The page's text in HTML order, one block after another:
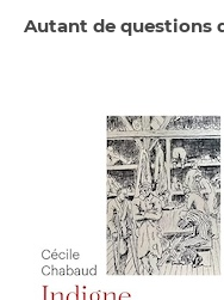
Autant de questions